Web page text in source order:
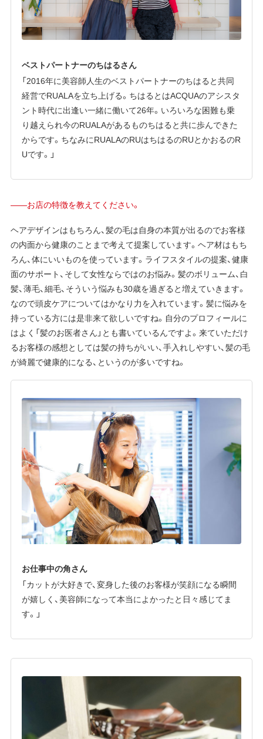
ベストパートナーのちはるさん
「2016年に美容師人生のベストパートナーのちはると共同
経営でRUALAを立ち上げる。ちはるとはACQUAのアシスタ
ント時代に出逢い一緒に働いて26年。いろいろな困難も乗
り越えられ今のRUALAがあるものちはると共に歩んできた
からです。ちなみにRUALAのRUはちはるのRUとかおるのR
Uです。」
——お店の特徴を教えてください。
ヘアデザインはもちろん、髪の毛は自身の本質が出るのでお客様
の内面から健康のことまで考えて提案しています。ヘア材はもち
ろん、体にいいものを使っています。ライフスタイルの提案、健康
面のサポート、そして女性ならではのお悩み。髪のボリューム、白
髪、薄毛、細毛、そういう悩みも30歳を過ぎると増えていきます。
なので頭皮ケアについてはかなり力を入れています。髪に悩みを
持っている方には是非来て欲しいですね。自分のプロフィールに
はよく「髪のお医者さん」とも書いているんですよ。来ていただけ
るお客様の感想としては髪の持ちがいい、手入れしやすい、髪の毛
が綺麗で健康的になる、というのが多いですね。
お仕事中の角さん
「カットが大好きで、変身した後のお客様が笑顔になる瞬間
が嬉しく、美容師になって本当によかったと日々感じてま
す。」